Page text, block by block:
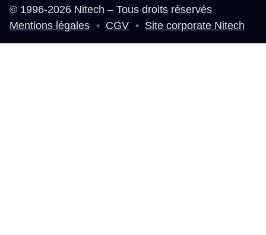
© 1996-2026 Nitech – Tous droits réservés
Mentions légales • CGV • Site corporate Nitech